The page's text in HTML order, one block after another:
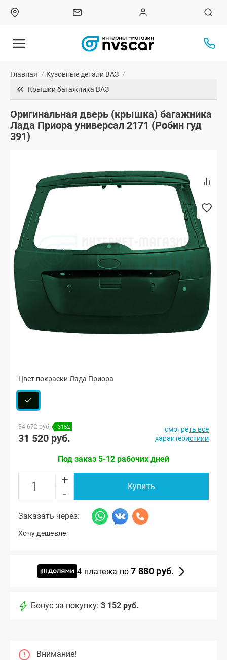
Главная / Кузовные детали ВАЗ /
Крышки багажника ВАЗ
Оригинальная дверь (крышка) багажника
Лада Приора универсал 2171 (Робин гуд
391)
Цвет покраски Лада Приора
34 672 руб. - 3152
31 520 руб.
смотреть все
характеристики
Под заказ 5-12 рабочих дней
+
-
Купить
Заказать через:
Хочу дешевле
4 платежа по7 880 руб.
Бонус за покупку: 3 152 руб.
Внимание!